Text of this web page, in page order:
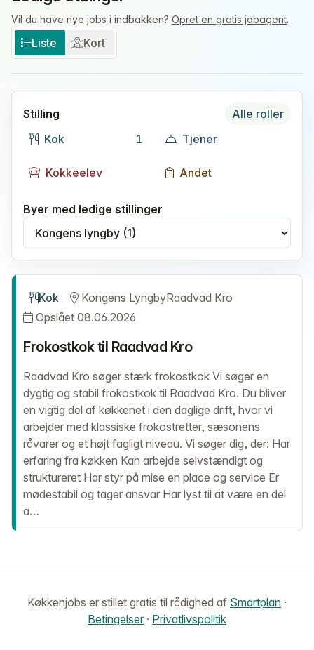
Vil du have nye jobs i indbakken? Opret en gratis jobagent.
Liste Kort
Stilling
Alle roller
Kok
1 Tjener
Kokkeelev Andet
Byer med ledige stillinger
Vælg by
Kok Kongens LyngbyRaadvad Kro
Opslået 08.06.2026
Frokostkok til Raadvad Kro
Raadvad Kro søger stærk frokostkok Vi søger en
dygtig og stabil frokostkok til Raadvad Kro. Du bliver
en vigtig del af køkkenet i den daglige drift, hvor vi
arbejder med klassiske frokostretter, sæsonens
råvarer og et højt fagligt niveau. Vi søger dig, der: Har
erfaring fra køkken Kan arbejde selvstændigt og
struktureret Har styr på mise en place og service Er
mødestabil og tager ansvar Har lyst til at være en del
a…
Køkkenjobs er stillet gratis til rådighed af Smartplan ·
Betingelser · Privatlivspolitik